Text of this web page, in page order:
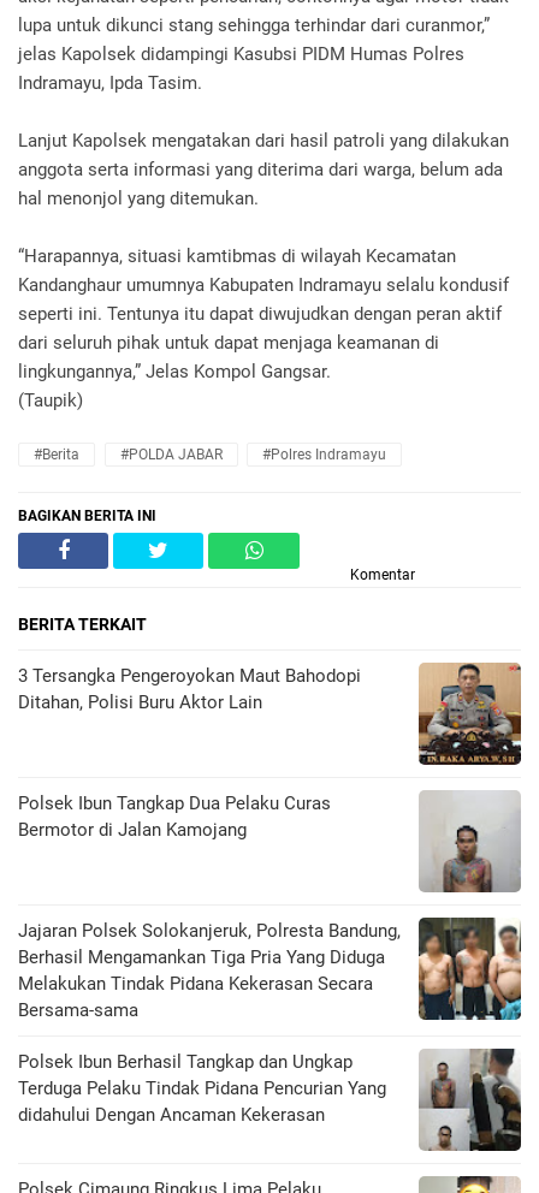
lupa untuk dikunci stang sehingga terhindar dari curanmor,”
jelas Kapolsek didampingi Kasubsi PIDM Humas Polres
Indramayu, Ipda Tasim.
Lanjut Kapolsek mengatakan dari hasil patroli yang dilakukan
anggota serta informasi yang diterima dari warga, belum ada
hal menonjol yang ditemukan.
“Harapannya, situasi kamtibmas di wilayah Kecamatan
Kandanghaur umumnya Kabupaten Indramayu selalu kondusif
seperti ini. Tentunya itu dapat diwujudkan dengan peran aktif
dari seluruh pihak untuk dapat menjaga keamanan di
lingkungannya,” Jelas Kompol Gangsar.
(Taupik)
#Berita #POLDA JABAR #Polres Indramayu
BAGIKAN BERITA INI
Komentar
BERITA TERKAIT
3 Tersangka Pengeroyokan Maut Bahodopi
Ditahan, Polisi Buru Aktor Lain
Polsek Ibun Tangkap Dua Pelaku Curas
Bermotor di Jalan Kamojang
Jajaran Polsek Solokanjeruk, Polresta Bandung,
Berhasil Mengamankan Tiga Pria Yang Diduga
Melakukan Tindak Pidana Kekerasan Secara
Bersama-sama
Polsek Ibun Berhasil Tangkap dan Ungkap
Terduga Pelaku Tindak Pidana Pencurian Yang
didahului Dengan Ancaman Kekerasan